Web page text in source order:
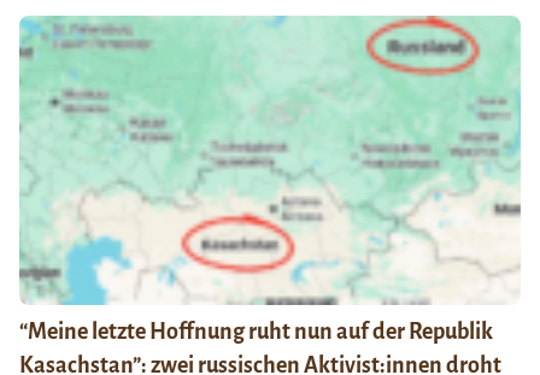
“Meine letzte Hoffnung ruht nun auf der Republik
Kasachstan”: zwei russischen Aktivist:innen droht